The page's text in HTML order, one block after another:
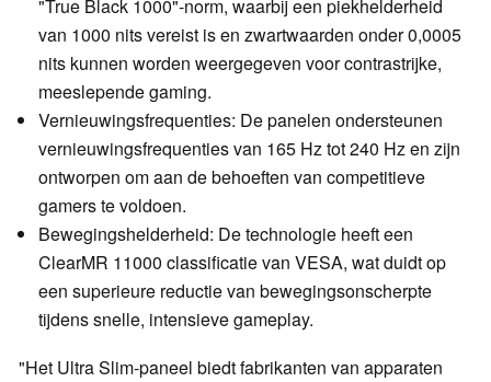
"True Black 1000"-norm, waarbij een piekhelderheid
van 1000 nits vereist is en zwartwaarden onder 0,0005
nits kunnen worden weergegeven voor contrastrijke,
meeslepende gaming.
Vernieuwingsfrequenties: De panelen ondersteunen
vernieuwingsfrequenties van 165 Hz tot 240 Hz en zijn
ontworpen om aan de behoeften van competitieve
gamers te voldoen.
Bewegingshelderheid: De technologie heeft een
ClearMR 11000 classificatie van VESA, wat duidt op
een superieure reductie van bewegingsonscherpte
tijdens snelle, intensieve gameplay.
"Het Ultra Slim-paneel biedt fabrikanten van apparaten